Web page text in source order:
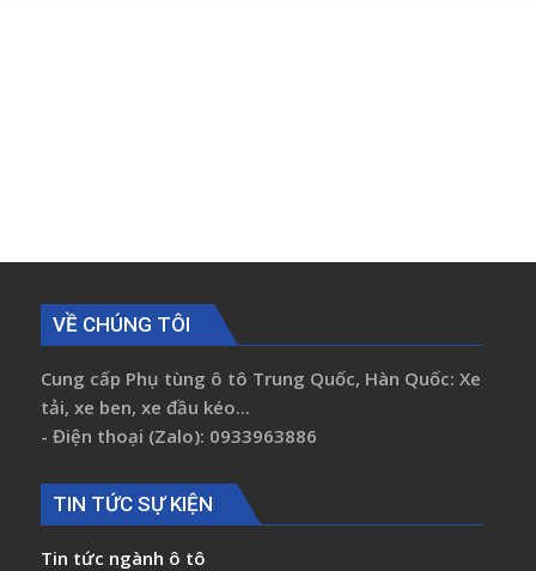
VỀ CHÚNG TÔI
Cung cấp Phụ tùng ô tô Trung Quốc, Hàn Quốc: Xe
tải, xe ben, xe đầu kéo...
- Điện thoại (Zalo): 0933963886
TIN TỨC SỰ KIỆN
Tin tức ngành ô tô